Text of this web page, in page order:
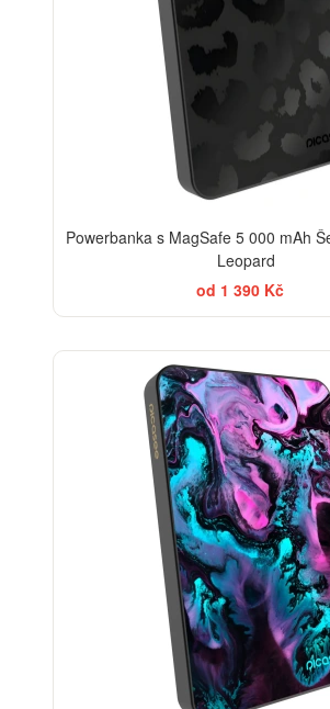
Powerbanka s MagSafe 5 000 mAh
Leopard
od 1 390 Kč